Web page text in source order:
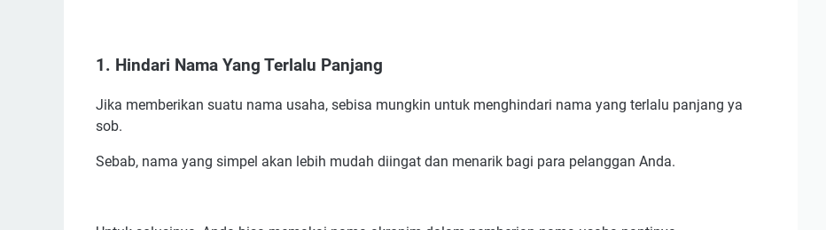
1. Hindari Nama Yang Terlalu Panjang
Jika memberikan suatu nama usaha, sebisa mungkin untuk menghindari nama yang terlalu panjang ya
sob.
Sebab, nama yang simpel akan lebih mudah diingat dan menarik bagi para pelanggan Anda.